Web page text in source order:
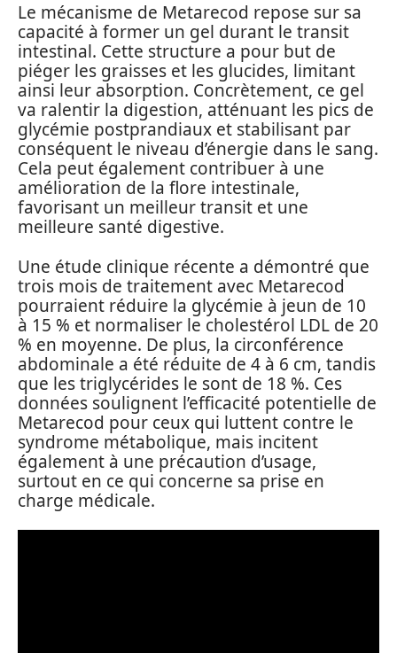
Le mécanisme de Metarecod repose sur sa
capacité à former un gel durant le transit
intestinal. Cette structure a pour but de
piéger les graisses et les glucides, limitant
ainsi leur absorption. Concrètement, ce gel
va ralentir la digestion, atténuant les pics de
glycémie postprandiaux et stabilisant par
conséquent le niveau d’énergie dans le sang.
Cela peut également contribuer à une
amélioration de la flore intestinale,
favorisant un meilleur transit et une
meilleure santé digestive.
Une étude clinique récente a démontré que
trois mois de traitement avec Metarecod
pourraient réduire la glycémie à jeun de 10
à 15 % et normaliser le cholestérol LDL de 20
% en moyenne. De plus, la circonférence
abdominale a été réduite de 4 à 6 cm, tandis
que les triglycérides le sont de 18 %. Ces
données soulignent l’efficacité potentielle de
Metarecod pour ceux qui luttent contre le
syndrome métabolique, mais incitent
également à une précaution d’usage,
surtout en ce qui concerne sa prise en
charge médicale.